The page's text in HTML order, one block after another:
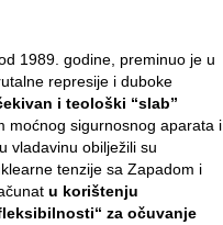
1989. godine, preminuo je u
represije i duboke
i teološki “slab”
moćnog sigurnosnog aparata i
vladavinu obilježili su
tenzije sa Zapadom i
u korištenju
za očuvanje